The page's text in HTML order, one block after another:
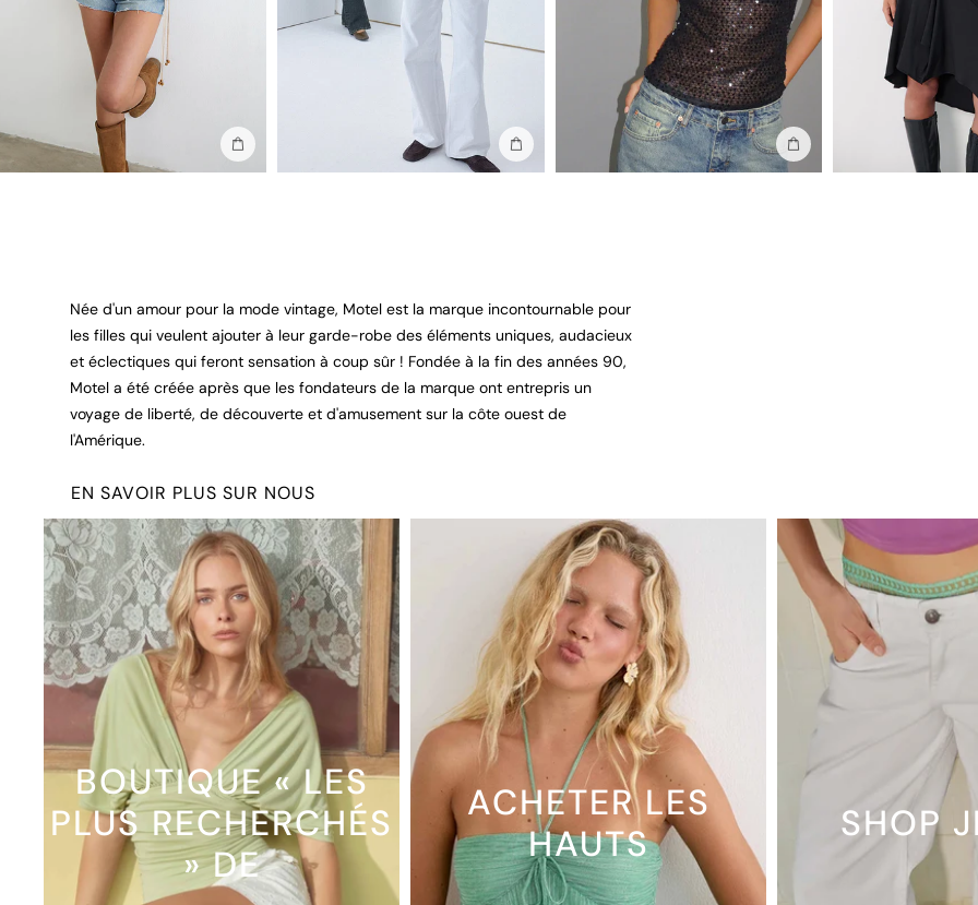
Ajouter au sac Ajouter au sac Ajouter au sac
Née d'un amour pour la mode vintage, Motel est la marque incontournable pour
les filles qui veulent ajouter à leur garde-robe des éléments uniques, audacieux
et éclectiques qui feront sensation à coup sûr ! Fondée à la fin des années 90,
Motel a été créée après que les fondateurs de la marque ont entrepris un
voyage de liberté, de découverte et d'amusement sur la côte ouest de
l'Amérique.
EN SAVOIR PLUS SUR NOUS
BOUTIQUE « LES
PLUS RECHERCHÉS
» DE
ACHETER LES
HAUTS
SHOP